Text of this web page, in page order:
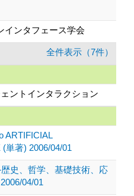
インタフェース学会
全件表示（7件）
ントインタラクション
ARTIFICIAL
単著) 2006/04/01
史、哲学、基礎技術、応
04/01